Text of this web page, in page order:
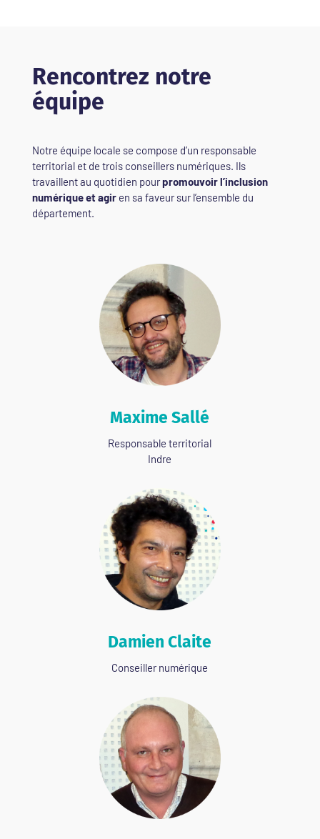
Rencontrez notre
équipe
Notre équipe locale se compose d’un responsable
territorial et de trois conseillers numériques. Ils
travaillent au quotidien pourpromouvoir l’inclusion
numérique et agiren sa faveur sur l’ensemble du
département.
Maxime Sallé
Responsable territorial
Indre
Damien Claite
Conseiller numérique